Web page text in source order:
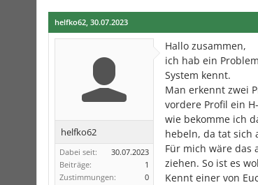
helfko62, 30.07.2023
helfko62
Dabei seit:
30.07.2023
Beiträge:
1
Zustimmungen:
0
Hallo zusammen,
ich hab ein
System kennt.
Man erkennt zwei
vordere Profil ein
wie bekomme ich
hebeln, da tat sich
Für mich wäre das
ziehen. So ist es
Kennt einer von